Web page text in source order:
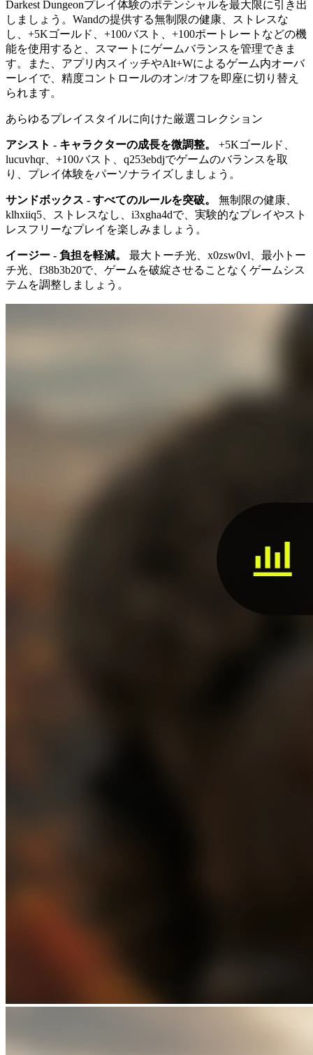
Darkest Dungeonプレイ体験のポテンシャルを最大限に引き出
しましょう。Wandの提供する無制限の健康、ストレスな
し、+5Kゴールド、+100バスト、+100ポートレートなどの機
能を使用すると、スマートにゲームバランスを管理できま
す。また、アプリ内スイッチやAlt+Wによるゲーム内オーバ
ーレイで、精度コントロールのオン/オフを即座に切り替え
られます。
あらゆるプレイスタイルに向けた厳選コレクション
アシスト - キャラクターの成長を微調整。
+5Kゴールド、
lucuvhqr、+100バスト、q253ebdjでゲームのバランスを取
り、プレイ体験をパーソナライズしましょう。
サンドボックス - すべてのルールを突破。
無制限の健康、
klhxiiq5、ストレスなし、i3xgha4dで、実験的なプレイやスト
レスフリーなプレイを楽しみましょう。
イージー - 負担を軽減。
最大トーチ光、x0zsw0vl、最小トー
チ光、f38b3b20で、ゲームを破綻させることなくゲームシス
テムを調整しましょう。